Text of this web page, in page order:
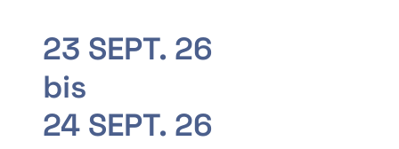
23 SEPT. 26
bis
24 SEPT. 26